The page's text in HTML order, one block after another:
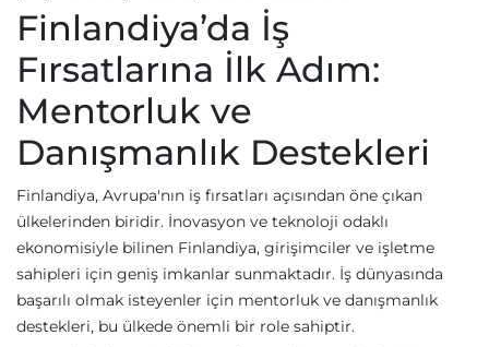
Finlandiya’da İş
Fırsatlarına İlk Adım:
Mentorluk ve
Danışmanlık Destekleri
Finlandiya, Avrupa'nın iş fırsatları açısından öne çıkan
ülkelerinden biridir. İnovasyon ve teknoloji odaklı
ekonomisiyle bilinen Finlandiya, girişimciler ve işletme
sahipleri için geniş imkanlar sunmaktadır. İş dünyasında
başarılı olmak isteyenler için mentorluk ve danışmanlık
destekleri, bu ülkede önemli bir role sahiptir.